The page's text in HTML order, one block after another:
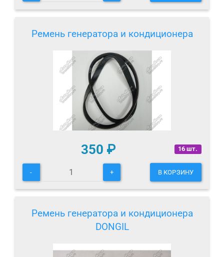
Ремень генератора и кондиционера
16 шт.
350 ₽
- + В КОРЗИНУ
Ремень генератора и кондиционера
DONGIL